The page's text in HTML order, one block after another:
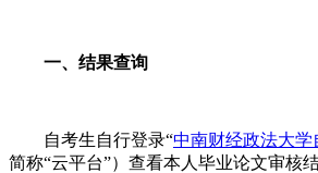
一、结果查询
自考生自行登录“中南财经政法大学
简称“云平台”）查看本人毕业论文审核结